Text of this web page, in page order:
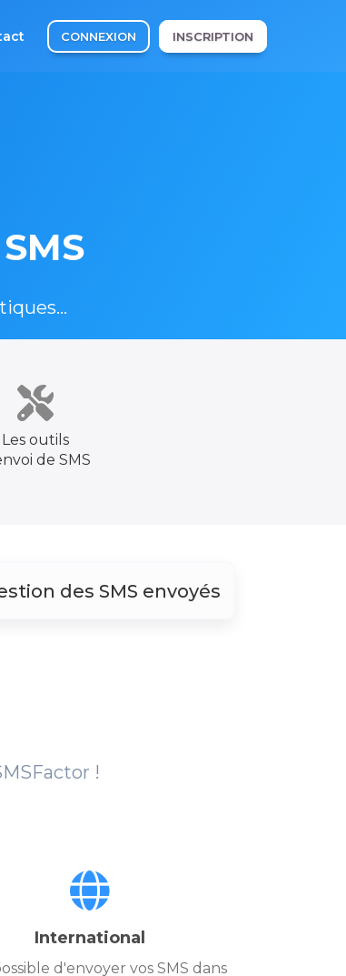
CONNEXION INSCRIPTION
Les outils
de SMS
des SMS envoyés
!
International
d'envoyer vos SMS dans